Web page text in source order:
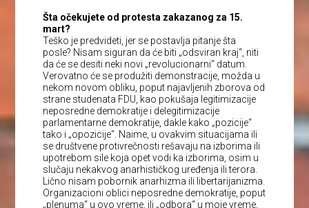
Šta očekujete od protesta zakazanog za 15.
mart?
Teško je predvideti, jer se postavlja pitanje šta
posle? Nisam siguran da će biti „odsviran kraj“, niti
da će se desiti neki novi „revolucionarni“ datum.
Verovatno će se produžiti demonstracije, možda u
nekom novom obliku, poput najavljenih zborova od
strane studenata FDU, kao pokušaja legitimizacije
neposredne demokratije i delegitimizacije
parlamentarne demokratije, dakle kako „pozicije“
tako i „opozicije“. Naime, u ovakvim situacijama ili
se društvene protivrečnosti rešavaju na izborima ili
upotrebom sile koja opet vodi ka izborima, osim u
slučaju nekakvog anarhističkog uređenja ili terora.
Lično nisam pobornik anarhizma ili libertarijanizma.
Organizacioni oblici neposredne demokratije, poput
„plenuma“ u ovo vreme, ili „odbora“ u moje vreme,